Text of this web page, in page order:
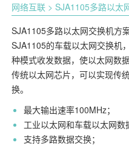
网络互联 > SJA1105多路以太
SJA1105多路以太网交换机方
SJA1105的车载以太网交换机
种模式收发数据，使以太网数
传统以太网芯片，可以实现传
换。
最大输出速率100MHz；
工业以太网和车载以太网数
支持多路数据交换；